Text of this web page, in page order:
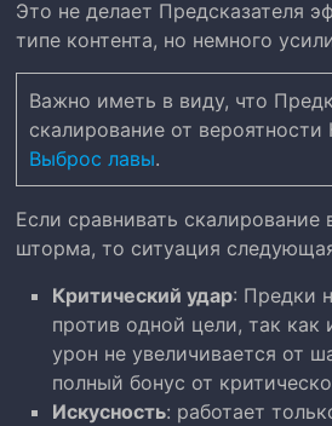
Это не делает Предсказателя
типе контента, но немного
Важно иметь в виду, что
скалирование от
Выброс лавы.
Если сравнивать
шторма, то ситуация
Критический удар: Предки
против одной цели, так как
урон не увеличивается от
полный бонус от
Искусность: работает